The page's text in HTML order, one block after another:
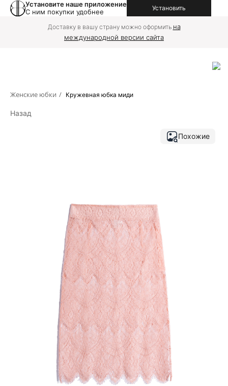
Установите наше приложение
С ним покупки удобнее
Установить
Доставку в вашу страну можно оформить на
международной версии сайта
Женские юбки / Кружевная юбка миди
Назад
Похожие